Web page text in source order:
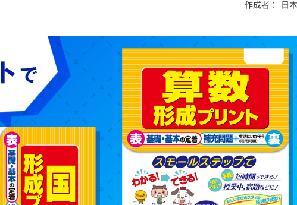
作成者： 日